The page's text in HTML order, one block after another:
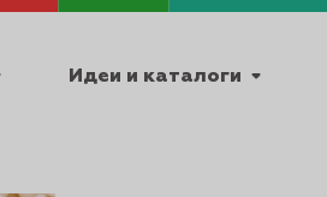
Идеи и каталоги